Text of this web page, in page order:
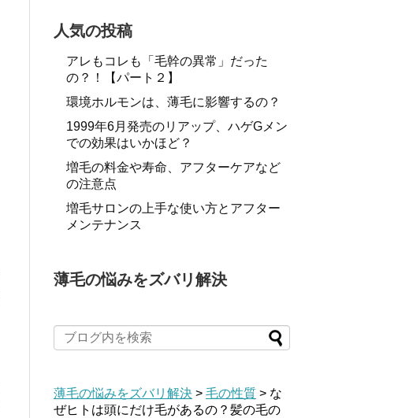
人気の投稿
アレもコレも「毛幹の異常」だった
の？！【パート２】
環境ホルモンは、薄毛に影響するの？
1999年6月発売のリアップ、ハゲGメン
での効果はいかほど？
増毛の料金や寿命、アフターケアなど
の注意点
増毛サロンの上手な使い方とアフター
メンテナンス
薄毛の悩みをズバリ解決
薄毛の悩みをズバリ解決 > 毛の性質 > な
ぜヒトは頭にだけ毛があるの？髪の毛の